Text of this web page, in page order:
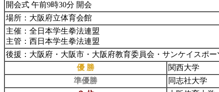
開会式 午前9時30分 開会
場所：大阪府立体育会館
主催：全日本学生拳法連盟
主管：西日本学生拳法連盟
後援：大阪府・大阪市・大阪府教育委員会・サンケイスポ
優 勝
関西大学
準優勝
同志社大学